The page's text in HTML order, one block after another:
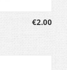
€2.00